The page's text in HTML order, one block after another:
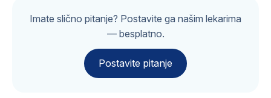
Imate slično pitanje? Postavite ga našim lekarima
— besplatno.
Postavite pitanje